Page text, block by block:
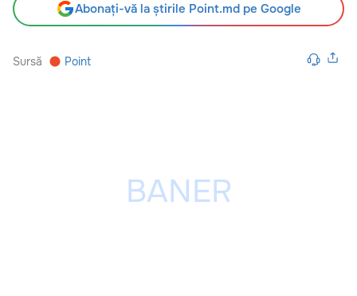
Abonați-vă la știrile Point.md pe Google
Sursă Point